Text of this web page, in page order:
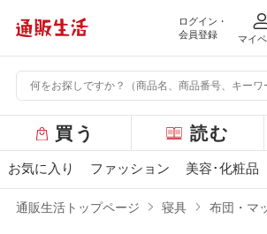
ログイン・
会員登録
マイ
ー
バ
買う 読む
お気に入り ファッション 美容･化粧品
通販生活トップページ 寝具 布団・マ